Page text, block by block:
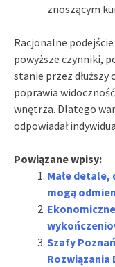
znoszącym
Racjonalne
powyższe czynniki,
stanie przez
poprawia
wnętrza. Dlatego
odpowiadał
Powiązane wpisy:
Małe
mogą
Szafy
Rozwiązania